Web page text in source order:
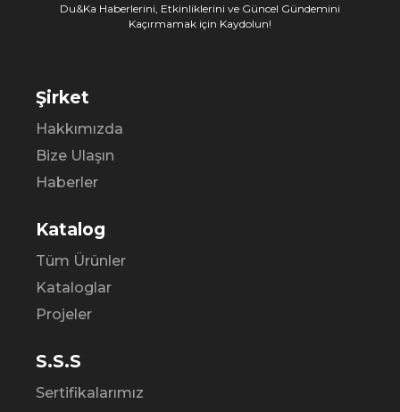
Du&Ka Haberlerini, Etkinliklerini ve Güncel Gündemini
Kaçırmamak için Kaydolun!
Şirket
Hakkımızda
Bize Ulaşın
Haberler
Katalog
Tüm Ürünler
Kataloglar
Projeler
S.S.S
Sertifikalarımız